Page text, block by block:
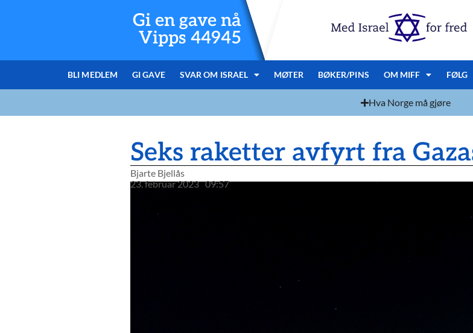
Gi en gave nå
Vipps 44945
BLI MEDLEM GI GAVE SVAR OM ISRAEL MØTER BØKER/PINS OM MIFF FØLG
Hva Norge må gjøre
Seks raketter avfyrt fra
Bjarte Bjellås
23. februar 2023 09:57